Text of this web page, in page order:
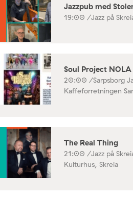
Jazzpub med
19:00 /Jazz på
Soul Project NOLA
20:00 /Sarpsborg
Kaffeforretningen
The Real Thing
21:00 /Jazz på
Kulturhus, Skreia